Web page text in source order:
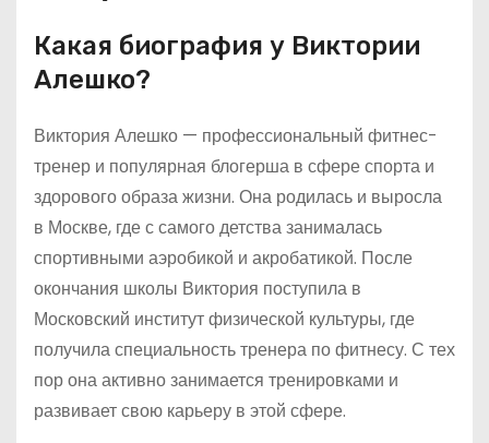
Какая биография у Виктории
Алешко?
Виктория Алешко — профессиональный фитнес-
тренер и популярная блогерша в сфере спорта и
здорового образа жизни. Она родилась и выросла
в Москве, где с самого детства занималась
спортивными аэробикой и акробатикой. После
окончания школы Виктория поступила в
Московский институт физической культуры, где
получила специальность тренера по фитнесу. С тех
пор она активно занимается тренировками и
развивает свою карьеру в этой сфере.